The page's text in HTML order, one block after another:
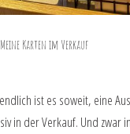
Karten im Verkauf
ist es soweit, eine
in der Verkauf. Und zwar